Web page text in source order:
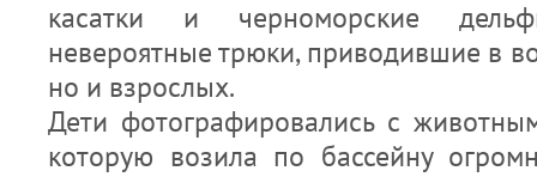
касатки и черноморские
невероятные трюки, приводившие в
но и взрослых.
Дети фотографировались с
которую возила по бассейну